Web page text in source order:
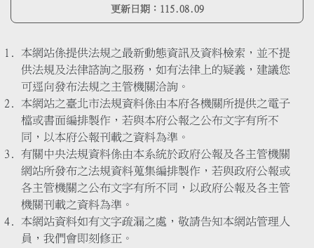
更新日期： 115.08.09
本網站係提供法規之最新動態資訊及資料檢索，並不提
供法規及法律諮詢之服務，如有法律上的疑義，建議您
可逕向發布法規之主管機關洽詢。
本網站之臺北市法規資料係由本府各機關所提供之電子
檔或書面編排製作，若與本府公報之公布文字有所不
同，以本府公報刊載之資料為準。
有關中央法規資料係由本系統於政府公報及各主管機關
網站所發布之法規資料蒐集編排製作，若與政府公報或
各主管機關之公布文字有所不同，以政府公報及各主管
機關刊載之資料為準。
本網站資料如有文字疏漏之處，敬請告知本網站管理人
員，我們會即刻修正。